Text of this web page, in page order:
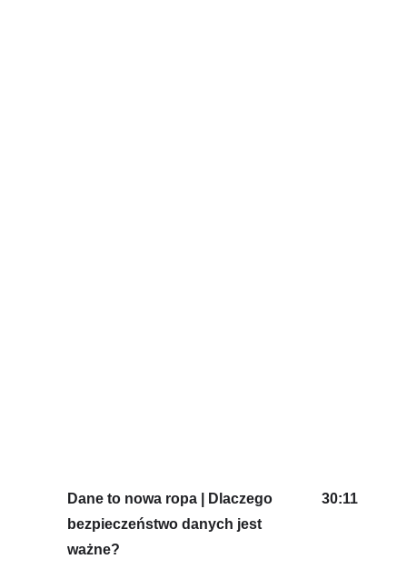
Dane to nowa ropa | Dlaczego
bezpieczeństwo danych jest
ważne?
30:11